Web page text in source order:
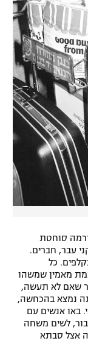
סוחטת
עבר, חברים.
כל
מאמין שמשהו
שאם לא תעשה,
נמצא בהכחשה,
באו אנשים עם
לשים משחה
אצל סבתא